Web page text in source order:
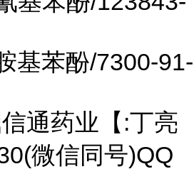
基苯酚/7300-91-
通药业【:丁亮
微信同号)QQ